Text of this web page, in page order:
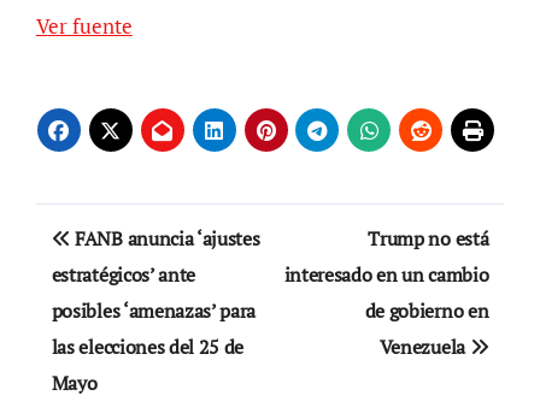
Ver fuente
Navegación
de
entradas
FANB anuncia ‘ajustes
estratégicos’ ante
posibles ‘amenazas’ para
las elecciones del 25 de
Mayo
Trump no está
interesado en un cambio
de gobierno en
Venezuela